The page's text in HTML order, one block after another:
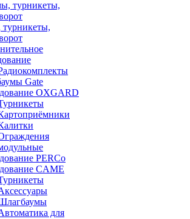
Gate
OXGARD
PERCo
CAME
для